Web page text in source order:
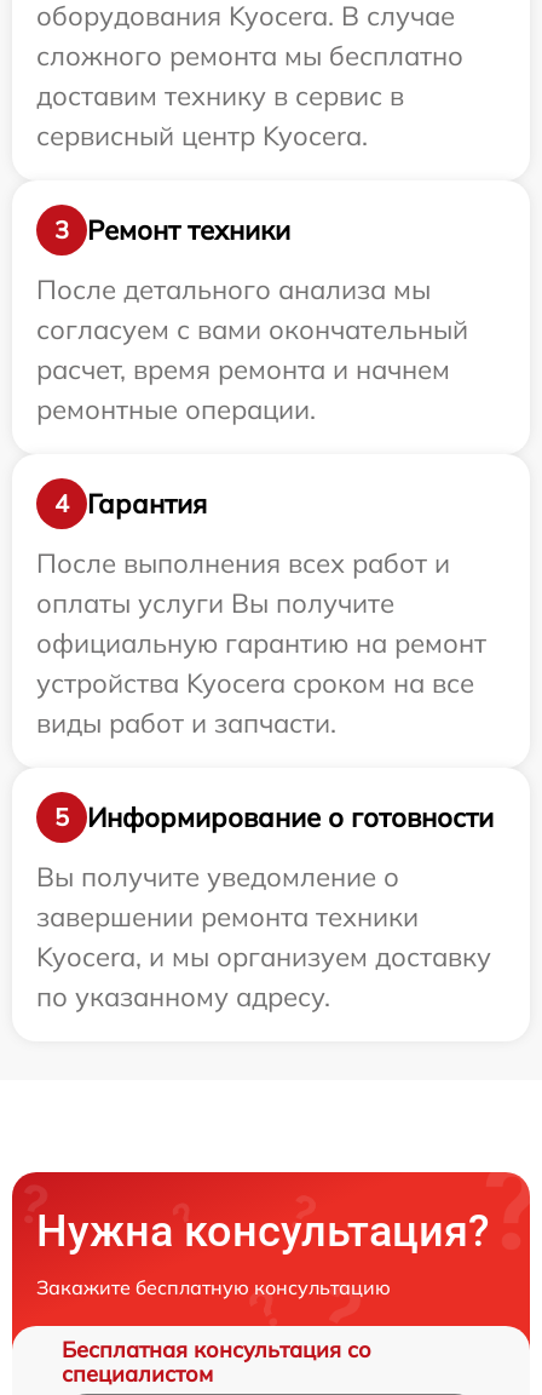
оборудования Kyocera. В случае
сложного ремонта мы бесплатно
доставим технику в сервис в
сервисный центр Kyocera.
3
Ремонт техники
После детального анализа мы
согласуем с вами окончательный
расчет, время ремонта и начнем
ремонтные операции.
4
Гарантия
После выполнения всех работ и
оплаты услуги Вы получите
официальную гарантию на ремонт
устройства Kyocera сроком на все
виды работ и запчасти.
5
Информирование о готовности
Вы получите уведомление о
завершении ремонта техники
Kyocera, и мы организуем доставку
по указанному адресу.
Нужна консультация?
Закажите бесплатную консультацию
Бесплатная консультация со
специалистом